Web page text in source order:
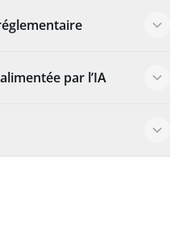
par l’IA